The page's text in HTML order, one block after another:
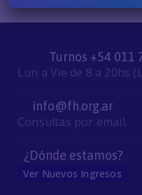
Turnos +54 011
Lun a Vie de 8 a 20hs
info@fh.org.ar
Consultas por email.
¿Dónde estamos?
Ver Nuevos Ingresos